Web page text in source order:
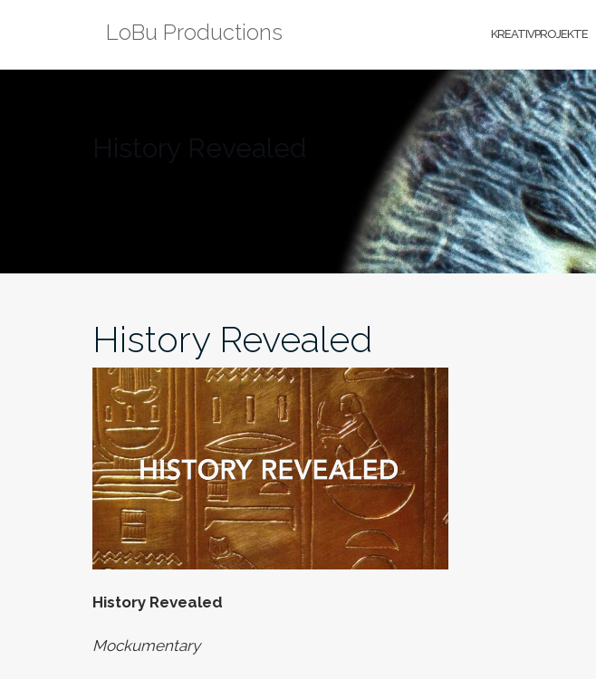
LoBu Productions KREATIVPROJEKTE
History Revealed
History Revealed
Mockumentary